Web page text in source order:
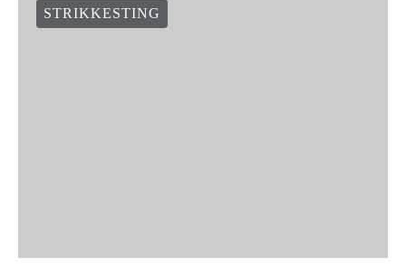
STRIKKESTING